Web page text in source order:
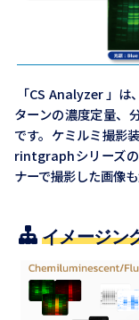
「CS Analyzer 」
ターンの濃度定量、
です。ケミルミ撮影
rintgraphシリーズ
ナーで撮影した画像
イメージン